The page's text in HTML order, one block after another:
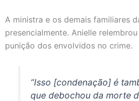
A ministra e os demais familiares
presencialmente. Anielle
punição dos envolvidos no crime.
“Isso [condenação] é
que debochou da morte